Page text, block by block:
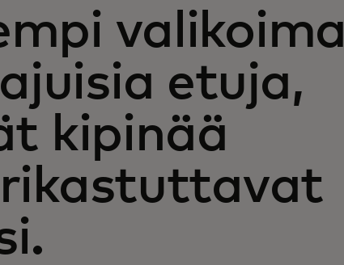
valikoima
etuja,
kipinää